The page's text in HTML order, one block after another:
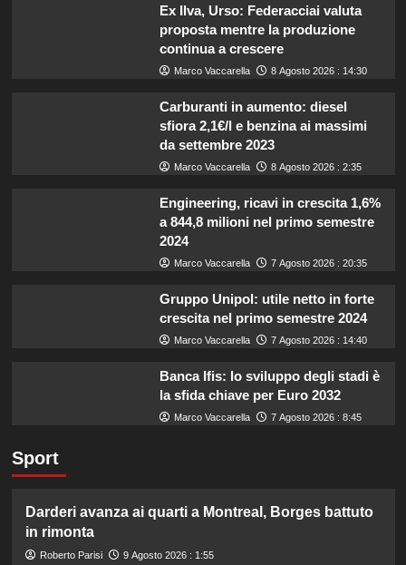
Ex Ilva, Urso: Federacciai valuta
proposta mentre la produzione
continua a crescere
Marco Vaccarella 8 Agosto 2026 : 14:30
Carburanti in aumento: diesel
sfiora 2,1€/l e benzina ai massimi
da settembre 2023
Marco Vaccarella 8 Agosto 2026 : 2:35
Engineering, ricavi in crescita 1,6%
a 844,8 milioni nel primo semestre
2024
Marco Vaccarella 7 Agosto 2026 : 20:35
Gruppo Unipol: utile netto in forte
crescita nel primo semestre 2024
Marco Vaccarella 7 Agosto 2026 : 14:40
Banca Ifis: lo sviluppo degli stadi è
la sfida chiave per Euro 2032
Marco Vaccarella 7 Agosto 2026 : 8:45
Sport
Darderi avanza ai quarti a Montreal, Borges battuto
in rimonta
Roberto Parisi 9 Agosto 2026 : 1:55